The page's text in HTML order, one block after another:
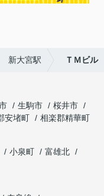
新大宮駅 ＴＭビル
生駒市
桜井市
安堵町
相楽郡精華町
小泉町
富雄北